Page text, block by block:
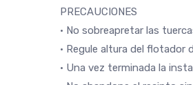
PRECAUCIONES
• No sobreapretar las
• Regule altura del flotador
• Una vez terminada la